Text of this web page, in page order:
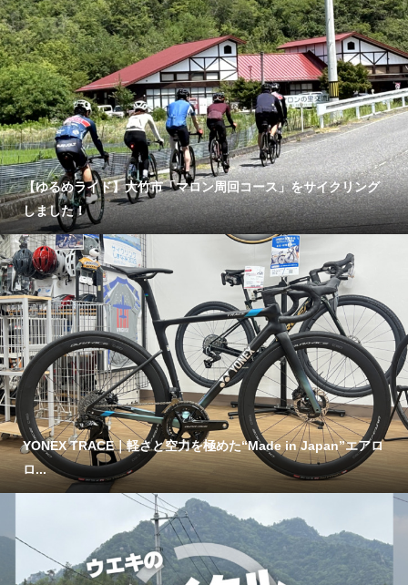
【ゆるめライド】大竹市「マロン周回コース」をサイクリング
しました！
YONEX TRACE｜軽さと空力を極めた“Made in Japan”エアロ
ロ...